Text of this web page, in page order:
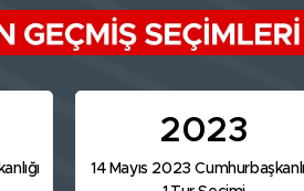
2023
14 Mayıs 2023